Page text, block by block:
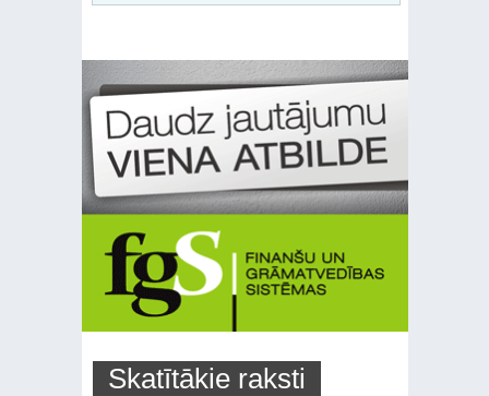
Skatītākie raksti